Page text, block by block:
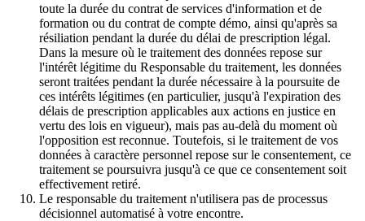
toute la durée du contrat de services d'information et de
formation ou du contrat de compte démo, ainsi qu'après sa
résiliation pendant la durée du délai de prescription légal.
Dans la mesure où le traitement des données repose sur
l'intérêt légitime du Responsable du traitement, les données
seront traitées pendant la durée nécessaire à la poursuite de
ces intérêts légitimes (en particulier, jusqu'à l'expiration des
délais de prescription applicables aux actions en justice en
vertu des lois en vigueur), mais pas au-delà du moment où
l'opposition est reconnue. Toutefois, si le traitement de vos
données à caractère personnel repose sur le consentement, ce
traitement se poursuivra jusqu'à ce que ce consentement soit
effectivement retiré.
Le responsable du traitement n'utilisera pas de processus
décisionnel automatisé à votre encontre.